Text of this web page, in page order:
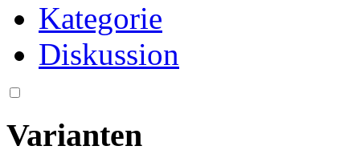
Kategorie
Diskussion
Varianten